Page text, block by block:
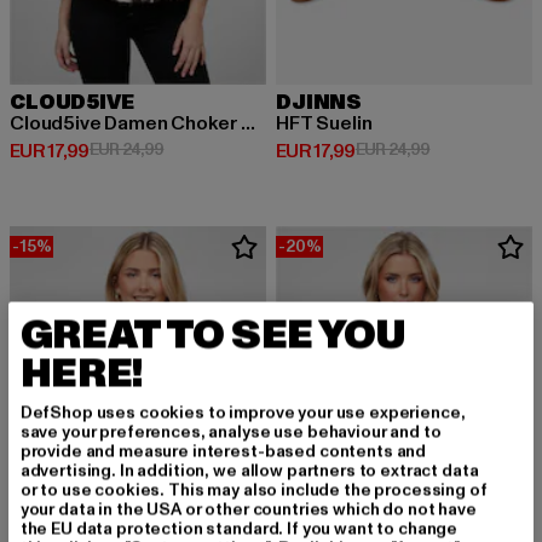
CLOUD5IVE
Cloud5ive Damen Choker Top mit Abstrakt Print
EUR 17,99
Derzeitiger Preis: EUR 17,99
EUR 24,99Aktionspreis: EUR 24,99
DJINNS
HFT Suelin
EUR 17,99
Derzeitiger Preis: EUR 17,99
EUR 24,99Aktionspreis:
-15% -20%
GREAT TO SEE YOU
HERE!
DefShop uses cookies to improve your use experience,
save your preferences, analyse use behaviour and to
provide and measure interest-based contents and
advertising. In addition, we allow partners to extract data
or to use cookies. This may also include the processing of
your data in the USA or other countries which do not have
the EU data protection standard. If you want to change